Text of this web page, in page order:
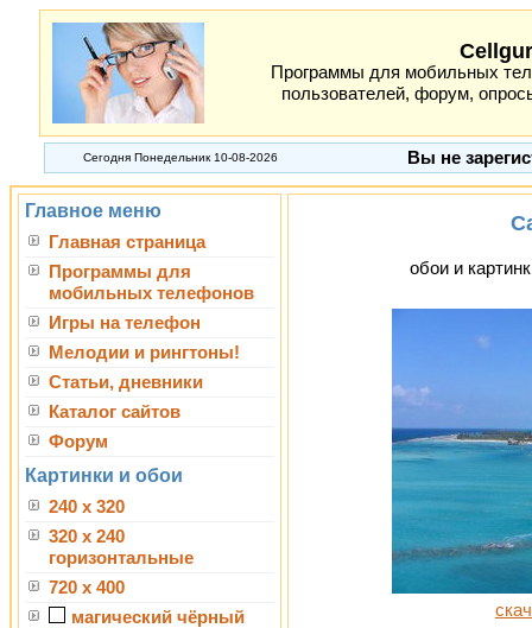
Программы для мобильных
пользователей, форум,
Сегодня Понедельник 10-08-2026 Вы не
Главное меню
Главная страница
Программы для
мобильных телефонов
Игры на телефон
Мелодии и рингтоны!
Статьи, дневники
Каталог сайтов
Форум
Картинки и обои
240 x 320
320 x 240
горизонтальные
720 x 400
магический чёрный
обои и